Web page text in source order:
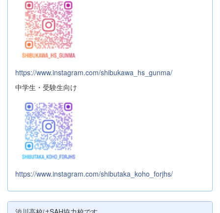
https://www.instagram.com/shibukawa_hs_gunma/
中学生・受験生向け
https://www.instagram.com/shibutaka_koho_forjhs/